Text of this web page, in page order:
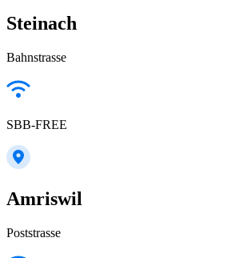
Steinach
Bahnstrasse
SBB-FREE
Amriswil
Poststrasse